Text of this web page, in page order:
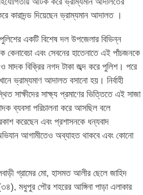
কারাদন্ড দিয়েছেন ভ্রাম্যমান আদালত ।
একটি বিশেষ দল উপজেলার বিভিন্ন
কেনাবেচা এবং সেবনের হাতেনাতে এই পাঁচজনকে
বিক্রির নগদ টাকা জব্দ করে পুলিশ। পরে
ভ্রাম্যমাণ আদালত বসানো হয়। নির্বাহী
সাক্ষীদের সাক্ষ্য প্রমাণের ভিত্তিতে এই সাজা
ব্যবসা পরিচালনা করে আসছিল বলে
করেছেন এবং প্রশাসনকে ধন্যবাদ
আগামীতেও অব্যাহত থাকবে এবং কোনো
গ্রামের মো, হাসমত আলীর ছেলে জাহিদ
মধুপুর পৌর শহরের আঙ্গিনা পাড়া এলাকার